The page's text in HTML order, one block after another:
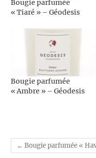
Bougie parfumée
« Tiaré » – Géodesis
Bougie parfumée
« Ambre » – Géodesis
← Bougie parfumée «